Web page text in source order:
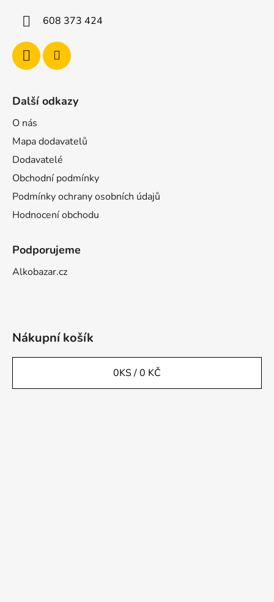
608 373 424
Další odkazy
O nás
Mapa dodavatelů
Dodavatelé
Obchodní podmínky
Podmínky ochrany osobních údajů
Hodnocení obchodu
Podporujeme
Alkobazar.cz
Nákupní košík
0KS /0 KČ